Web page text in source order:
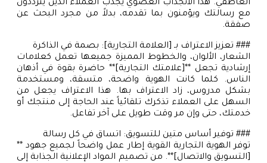
العاطفي. هذا الانجذاب العضوي يجذب العملاء الذين يترددون
مع رسالتك ويؤمنون بما تقدمه، بدلاً من مجرد البحث عن
صفقة.
### تعزيز الاعتراف بـ [العلامة التجارية]: بصمة في الذاكرة
الشعار، الألوان، والخطوط المميزة جميعها تعمل كعلامات
إرشادية تجعل **[علامتك التجارية]** حاضرة بقوة في أذهان
الناس. كلما كانت الهوية واضحة، متسقة، ومستخدمة
بشكل مدروس، زاد الاعتراف بها. هذا الاعتراف يجعل من
السهل على العملاء تذكرك تلقائياً عند الحاجة إلى منتجك أو
خدمتك، حتى وإن مر وقت طويل على آخر تفاعل.
### توفير أساس متين للتسويق: اتساق في كل رسالة
توفر الهوية التجارية القوية إطار عمل واضحاً لجميع جهود **
[التسويق والاتصال]**. من تصميم المواد الإعلانية الجذابة إلى